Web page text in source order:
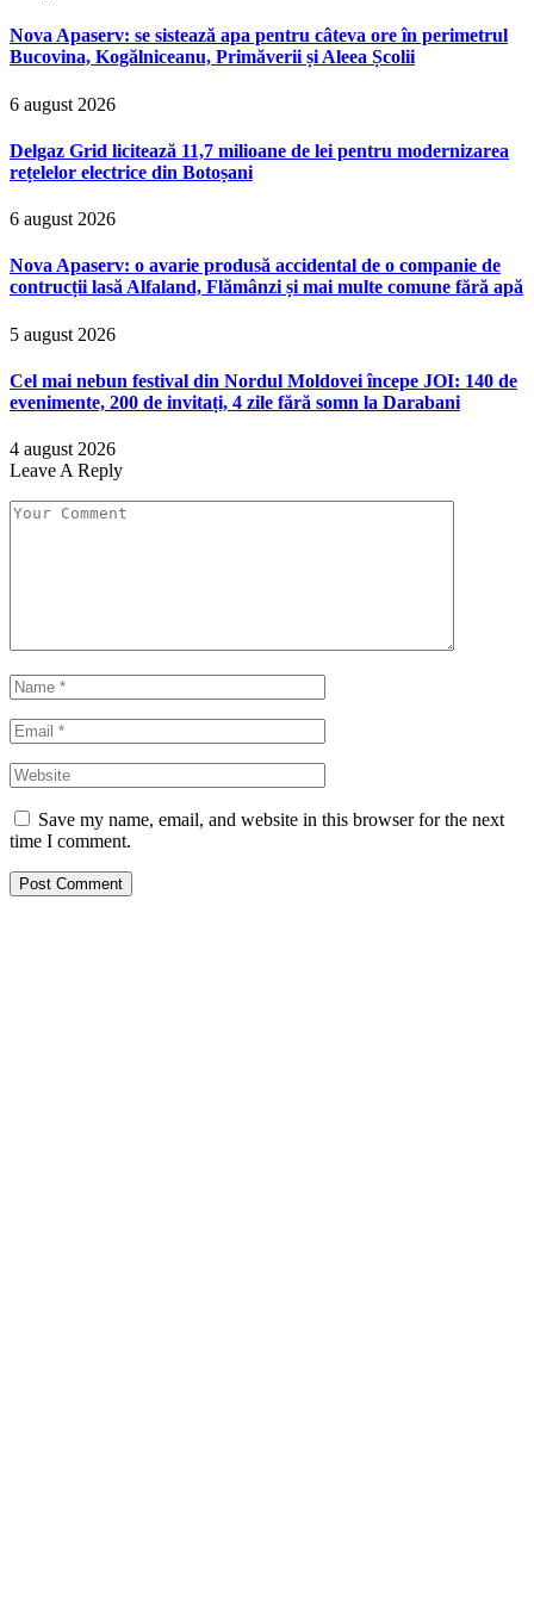
Nova Apaserv: se sistează apa pentru câteva ore în perimetrul
Bucovina, Kogălniceanu, Primăverii și Aleea Școlii
6 august 2026
Delgaz Grid licitează 11,7 milioane de lei pentru modernizarea
rețelelor electrice din Botoșani
6 august 2026
Nova Apaserv: o avarie produsă accidental de o companie de
contrucții lasă Alfaland, Flămânzi și mai multe comune fără apă
5 august 2026
Cel mai nebun festival din Nordul Moldovei începe JOI: 140 de
evenimente, 200 de invitați, 4 zile fără somn la Darabani
4 august 2026
Leave A Reply
Save my name, email, and website in this browser for the next
time I comment.